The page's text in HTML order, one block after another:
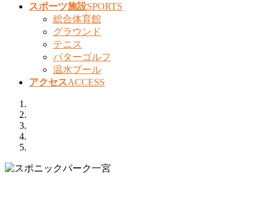
スポーツ施設SPORTS
総合体育館
グラウンド
テニス
パターゴルフ
温水プール
アクセスACCESS